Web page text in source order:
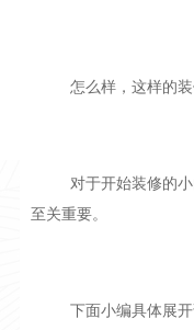
怎么样，这样的
对于开始装修的
至关重要。
下面小编具体展